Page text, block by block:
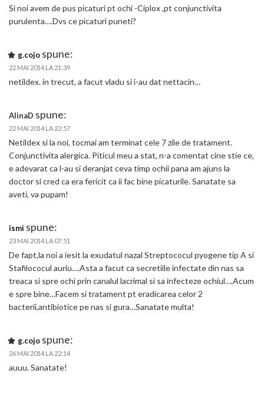
Si noi avem de pus picaturi pt ochi -Ciplox ,pt conjunctivita
purulenta….Dvs ce picaturi puneti?
g.cojo spune:
22 MAI 2014 LA 21:39
netildex. in trecut, a facut vladu si i-au dat nettacin…
AlinaD spune:
22 MAI 2014 LA 22:57
Netildex si la noi, tocmai am terminat cele 7 zile de tratament.
Conjunctivita alergica. Piticul meu a stat, n-a comentat cine stie ce,
e adevarat ca l-au si deranjat ceva timp ochii pana am ajuns la
doctor si cred ca era fericit ca ii fac bine picaturile. Sanatate sa
aveti, va pupam!
ismi spune:
23 MAI 2014 LA 07:51
De fapt,la noi a iesit la exudatul nazal Streptococul pyogene tip A si
Stafilococul auriu….Asta a facut ca secretiile infectate din nas sa
treaca si spre ochi prin canalul lacrimal si sa infecteze ochiul….Acum
e spre bine…Facem si tratament pt eradicarea celor 2
bacterii,antibiotice pe nas si gura…Sanatate multa!
g.cojo spune:
26 MAI 2014 LA 22:14
auuu. Sanatate!